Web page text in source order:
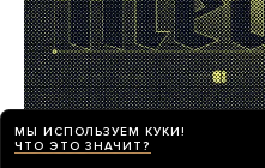
Работа в «Медузе»!
МЫ ИСПОЛЬЗУЕМ КУКИ!
ЧТО ЭТО ЗНАЧИТ?